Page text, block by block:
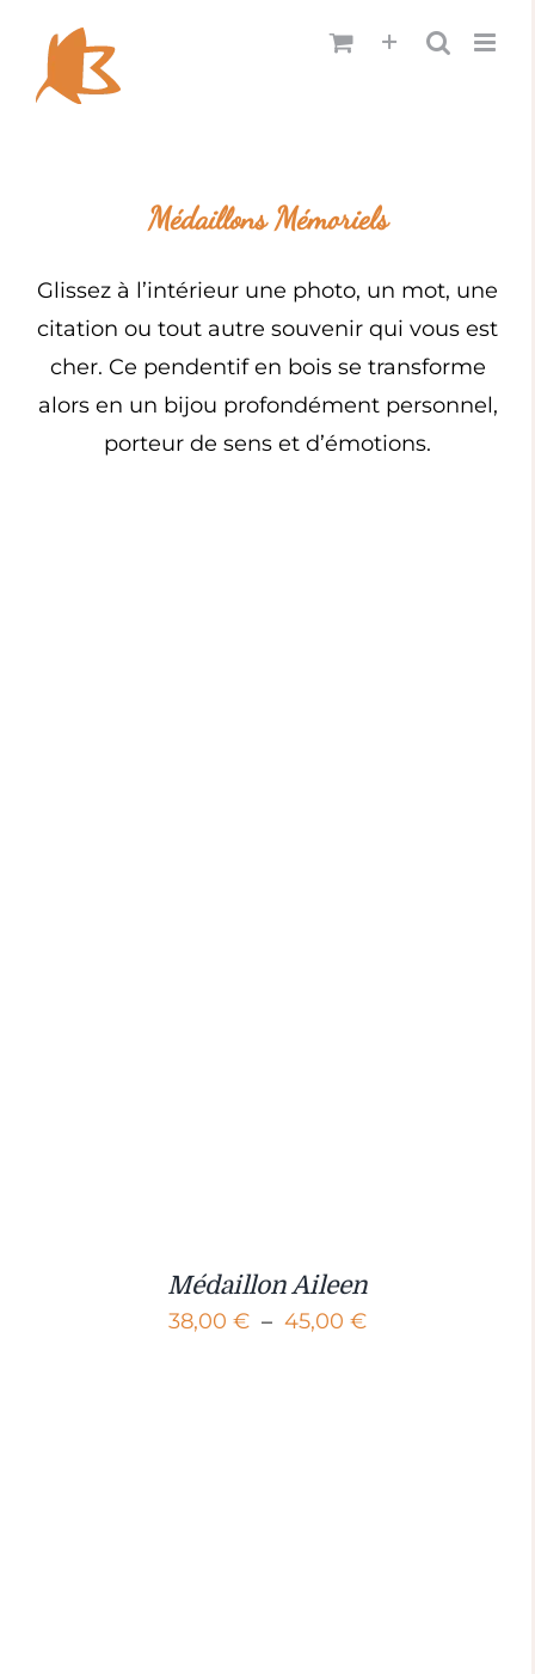
contenu
Médaillons Mémoriels
Glissez à l’intérieur une photo, un mot, une
citation ou tout autre souvenir qui vous est
cher. Ce pendentif en bois se transforme
alors en un bijou profondément personnel,
porteur de sens et d’émotions.
Médaillon Aileen
38,00 € – 45,00 €Plage